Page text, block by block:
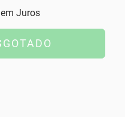
Juros